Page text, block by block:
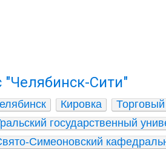
Сити"
Кировка
государственный
Симеоновский